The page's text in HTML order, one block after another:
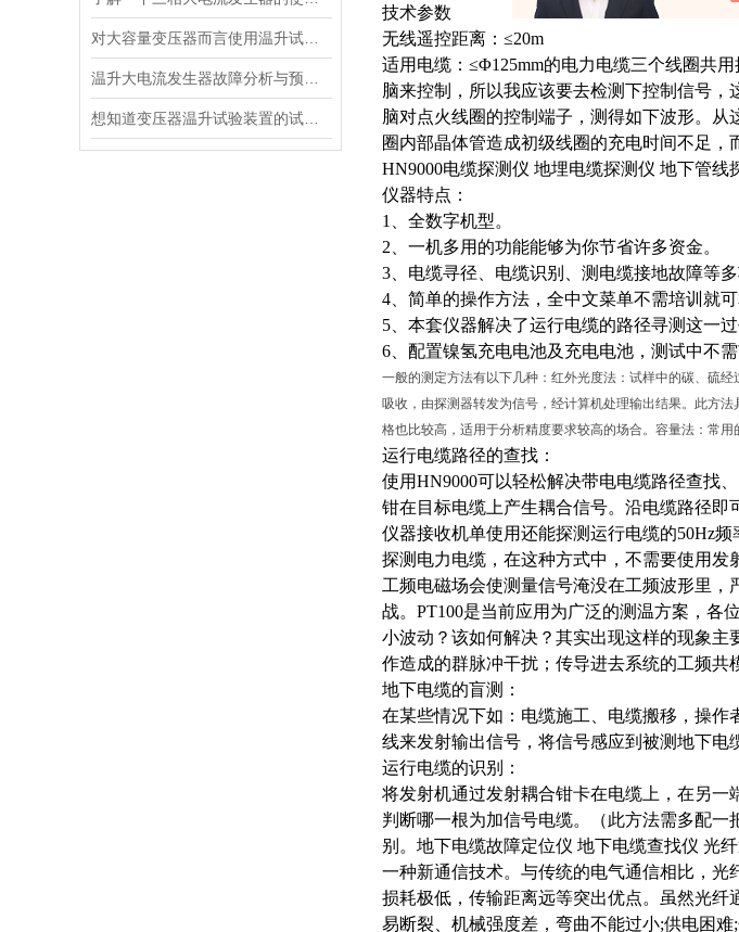
技术参数
无线遥控距离： ≤20m
适用电缆： ≤Φ125mm的电力电缆三个线圈共
脑来控制，所以我应该要去检测下控制信号
脑对点火线圈的控制端子，测得如下波形。
圈内部晶体管造成初级线圈的充电时间不足，
HN9000电缆探测仪 地埋电缆探测仪 地下管线
仪器特点：
1、全数字机型。
2、一机多用的功能能够为你节省许多资金。
3、电缆寻径、电缆识别、测电缆接地故障等多
4、简单的操作方法，全中文菜单不需培训就可
5、本套仪器解决了运行电缆的路径寻测这一
6、配置镍氢充电电池及充电电池，测试中不
一般的测定方法有以下几种：红外光度法：试样中的碳、硫
吸收，由探测器转发为信号，经计算机处理输出结果。此方
格也比较高，适用于分析精度要求较高的场合。容量法：常
运行电缆路径的查找：
使用HN9000可以轻松解决带电电缆路径查找
钳在目标电缆上产生耦合信号。沿电缆路径即
仪器接收机单使用还能探测运行电缆的50Hz
探测电力电缆，在这种方式中，不需要使用发
工频电磁场会使测量信号淹没在工频波形里
战。PT100是当前应用为广泛的测温方案，各
小波动？该如何解决？其实出现这样的现象
作造成的群脉冲干扰；传导进去系统的工频共
地下电缆的盲测：
在某些情况下如：电缆施工、电缆搬移，操
线来发射输出信号，将信号感应到被测地下电
运行电缆的识别：
将发射机通过发射耦合钳卡在电缆上，在另
判断哪一根为加信号电缆。（此方法需多配
别。地下电缆故障定位仪 地下电缆查找仪 光
一种新通信技术。与传统的电气通信相比，
损耗极低，传输距离远等突出优点。虽然光
易断裂、机械强度差，弯曲不能过小;供电困